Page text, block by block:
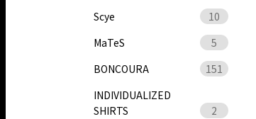
Scye
10
MaTeS
5
BONCOURA
151
INDIVIDUALIZED
SHIRTS
2